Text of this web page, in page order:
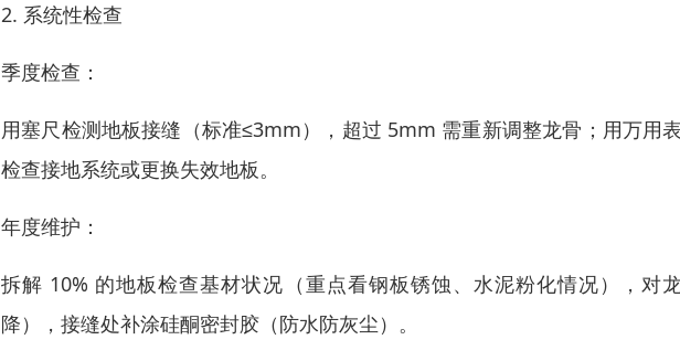
2. 系统性检查
季度检查：
用塞尺检测地板接缝（标准≤3mm），超过 5mm 需重新调整龙骨；用万用
检查接地系统或更换失效地板。
年度维护：
拆解 10% 的地板检查基材状况（重点看钢板锈蚀、水泥粉化情况），对
降），接缝处补涂硅酮密封胶（防水防灰尘）。